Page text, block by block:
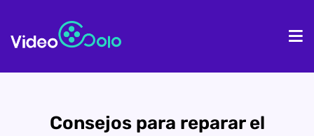
Consejos para reparar el